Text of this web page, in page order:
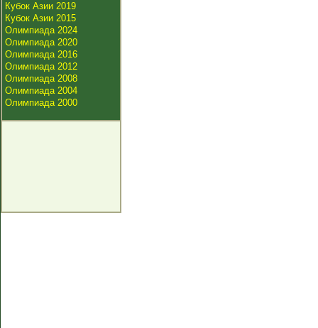
Кубок Азии 2019
Кубок Азии 2015
Олимпиада 2024
Олимпиада 2020
Олимпиада 2016
Олимпиада 2012
Олимпиада 2008
Олимпиада 2004
Олимпиада 2000